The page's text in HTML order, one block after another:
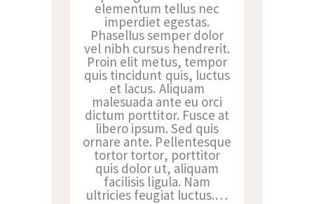
elementum tellus nec
imperdiet egestas.
Phasellus semper dolor
vel nibh cursus hendrerit.
Proin elit metus, tempor
quis tincidunt quis, luctus
et lacus. Aliquam
malesuada ante eu orci
dictum porttitor. Fusce at
libero ipsum. Sed quis
ornare ante. Pellentesque
tortor tortor, porttitor
quis dolor ut, aliquam
facilisis ligula. Nam
ultricies feugiat luctus.…